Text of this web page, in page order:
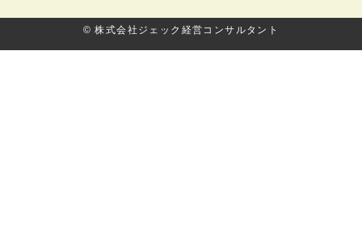
© 株式会社ジェック経営コンサルタント